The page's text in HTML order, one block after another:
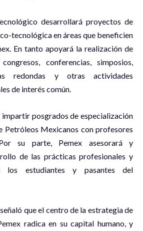
desarrollará proyectos de
tecnológica en áreas que beneficien
En tanto apoyará la realización de
conferencias, simposios,
redondas y otras actividades
de interés común.
posgrados de especialización
Petróleos Mexicanos con profesores
su parte, Pemex asesorará y
de las prácticas profesionales y
los estudiantes y pasantes del
que el centro de la estrategia de
radica en su capital humano, y